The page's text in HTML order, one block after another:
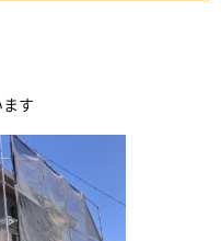
す